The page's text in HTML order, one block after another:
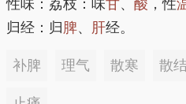
性味：荔枝：味甘、 酸 ，性
归经：归 脾、 肝经。
补脾 理气 散寒 散结